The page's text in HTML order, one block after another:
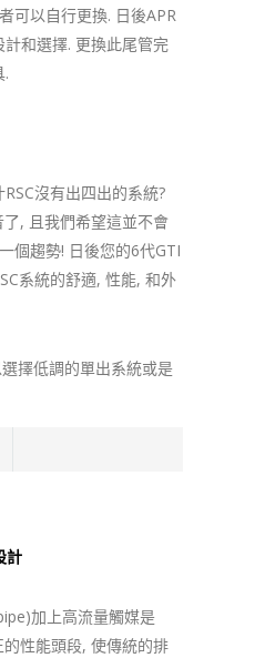
可以自行更換. 日後APR
和選擇. 更換此尾管完
.
沒有出四出的系統?
, 且我們希望這並不會
個趨勢! 日後您的6代GTI
系統的舒適, 性能, 和外
擇低調的單出系統或是
計
加上高流量觸媒是
性能頭段, 使傳統的排